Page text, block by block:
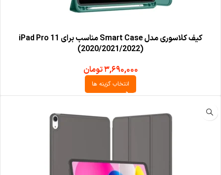
کیف کلاسوری مدل Smart Case مناسب برای iPad Pro 11
(2020/2021/2022)
۳,۶۹۰,۰۰۰تومان
انتخاب گزینه ها